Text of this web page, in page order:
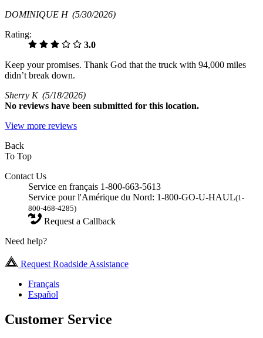
DOMINIQUE H (5/30/2026)
Rating:
3.0
Keep your promises. Thank God that the truck with 94,000 miles
didn’t break down.
Sherry K (5/18/2026)
No reviews have been submitted for this location.
View more reviews
Back
To Top
Contact Us
Service en français 1-800-663-5613
Service pour l'Amérique du Nord: 1-800-GO-U-HAUL(1-
800-468-4285)
Request a Callback
Need help?
Request Roadside Assistance
Français
Español
Customer Service